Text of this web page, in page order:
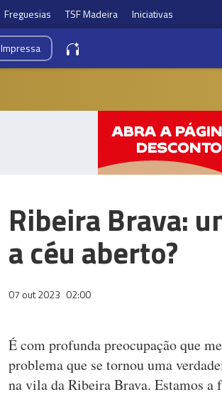
Freguesias TSF Madeira Iniciativas
Impressa
Ribeira Brava:
a céu aberto?
07 out 2023 02:00
É com profunda preocupação que
problema que se tornou uma
na vila da Ribeira Brava. Estamos a